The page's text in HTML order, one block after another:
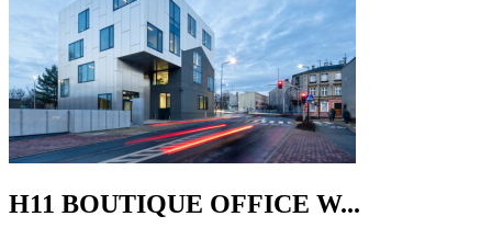
H11 BOUTIQUE OFFICE W...